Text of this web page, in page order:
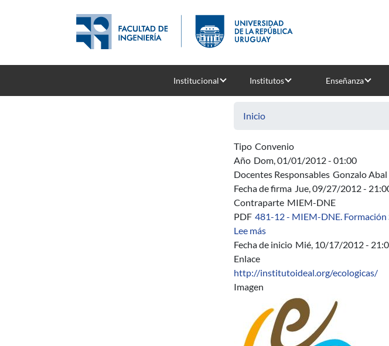
Institucional Institutos Enseñanza
Inicio
Tipo Convenio
Año Dom, 01/01/2012 - 01:00
Docentes Responsables Gonzalo Abal
Fecha de firma Jue, 09/27/2012 -
Contraparte MIEM-DNE
PDF 481-12 - MIEM-DNE. Formación
Lee mássobre 481-12 - MIEM-DNE.
Fecha de inicio Mié, 10/17/2012 -
Enlace
http://institutoideal.org/ecologicas/
Imagen